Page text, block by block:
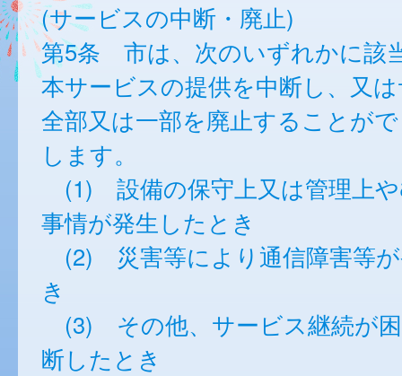
(サービスの中断・廃止)
第5条 市は、次のいずれかに該
本サービスの提供を中断し、又
全部又は一部を廃止することが
します。
(1) 設備の保守上又は管理上
事情が発生したとき
(2) 災害等により通信障害等
き
(3) その他、サービス継続が
断したとき